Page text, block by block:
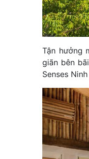
Tận hưởng
giãn bên
Senses